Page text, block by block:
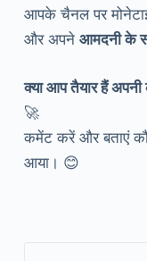
आपके चैनल पर
और अपने आमदनी के
क्या आप तैयार हैं
🚀
कमेंट करें और बताएं
आया। 😊